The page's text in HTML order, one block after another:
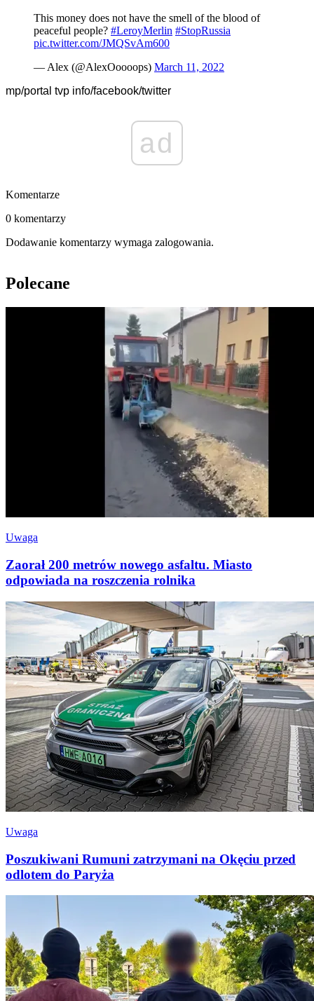
This money does not have the smell of the blood of
peaceful people? #LeroyMerlin #StopRussia
pic.twitter.com/JMQSvAm600
— Alex (@AlexOoooops) March 11, 2022
mp/portal tvp info/facebook/twitter
ad
Komentarze
0 komentarzy
Dodawanie komentarzy wymaga zalogowania.
Polecane
Uwaga
Zaorał 200 metrów nowego asfaltu. Miasto
odpowiada na roszczenia rolnika
Uwaga
Poszukiwani Rumuni zatrzymani na Okęciu przed
odlotem do Paryża